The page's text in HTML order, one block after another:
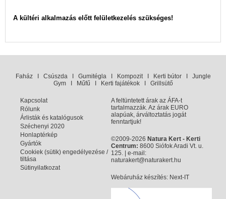
A kültéri alkalmazás előtt felületkezelés szükséges!
FaházI CsúszdaI GumitéglaI KompozitI Kerti bútorI Jungle
GymI Műfű Kerti fajátékokI Grillsütő
Kapcsolat
Rólunk
Árlisták és katalógusok
Széchenyi 2020
Honlaptérkép
Gyártók
Cookiek (sütik) engedélyezése /
tiltása
Sütinyilatkozat
A feltüntetett árak az ÁFA-t
tartalmazzák. Az árak EURO
alapúak, árváltoztatás jogát
fenntartjuk!
©2009-2026 Natura Kert - Kerti
Centrum: 8600 Siófok Aradi Vt. u.
125. | e-mail:
naturakert@naturakert.hu
Webáruház készítés: Next-IT